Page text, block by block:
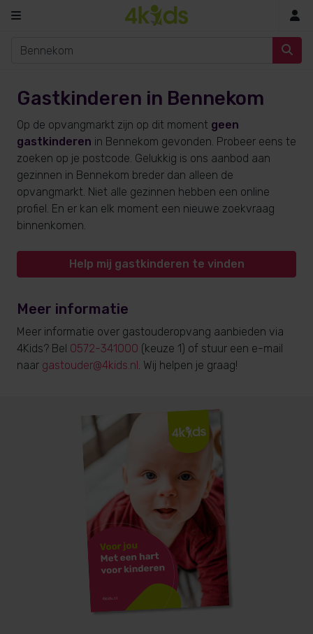
Gastkinderen in Bennekom
Op de opvangmarkt zijn op dit moment geen
gastkinderen in Bennekom gevonden. Probeer eens te
zoeken op je postcode. Gelukkig is ons aanbod aan
gezinnen in Bennekom breder dan alleen de
opvangmarkt. Niet alle gezinnen hebben een online
profiel. En er kan elk moment een nieuwe zoekvraag
binnenkomen.
Help mij gastkinderen te vinden
Meer informatie
Meer informatie over gastouderopvang aanbieden via
4Kids? Bel 0572-341000 (keuze 1) of stuur een e-mail
naar gastouder@4kids.nl. Wij helpen je graag!